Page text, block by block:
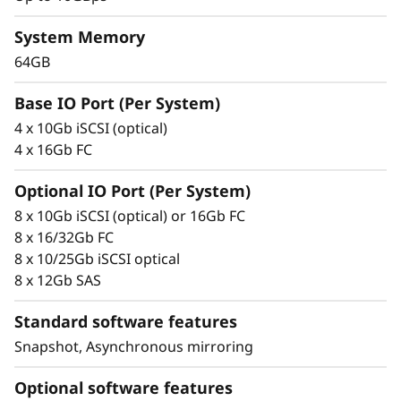
0
0
F
formato 2U.
listas para la empresa con IOPS asequibles,
tiempos de respuesta inferiores a 100
microsegundos y hasta 10 GBps de ancho de
Entre las características de disponibilidad de la
matriz de memoria all-flash ThinkSystem Serie
DE se incluyen:
automáticas de recuperación tras fallos
Gestión de almacenamiento intuitiva con
funciones de ajuste integrales
Supervisión y diagnóstico avanzados con
System Memory
64GB
Base IO Port (Per System)
4 x 10Gb iSCSI (optical)
4 x 16Gb FC
Optional IO Port (Per System)
8 x 10Gb iSCSI (optical) or 16Gb FC
8 x 16/32Gb FC
8 x 10/25Gb iSCSI optical
8 x 12Gb SAS
Standard software features
Snapshot, Asynchronous mirroring
Optional software features